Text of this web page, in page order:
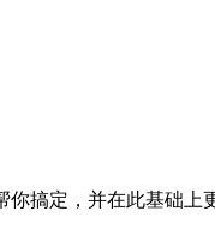
搞定，并在此基础上